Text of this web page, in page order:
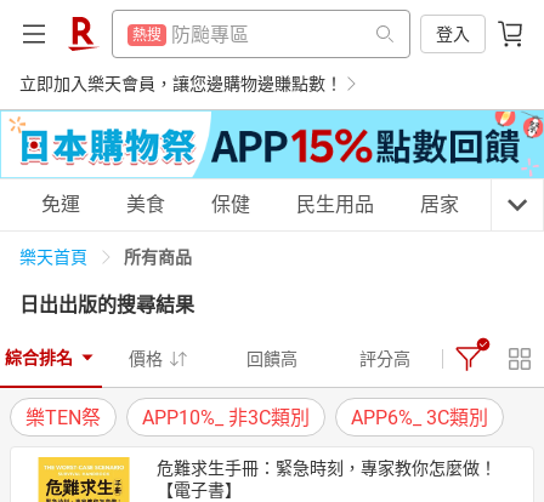
熱搜 防颱專區
熱搜 賺點樂翻天
熱搜 平板電腦
熱搜 微波爐
抽7777點
熱搜 熱門飯店推薦
登入
立即加入樂天會員，讓您邊購物邊賺點數！
熱搜 賺點樂翻天
平板電腦
熱搜 微波爐
熱搜 吹風機
熱搜 電子閱讀器
熱搜 床架
熱搜 抽7777點
熱搜 熱門飯店推薦
購物網分類
居家生活 3C家電 運動休閒 親子玩具
免運 美食 保健 民生用品 居家 3C
樂天首頁 所有商品
日出出版的搜尋結果
綜合排名 價格 回饋高 評分高
樂TEN祭 APP10%_ 非3C類別 APP6%_ 3C類別
危難求生手冊：緊急時刻，專家教你怎麼做！
【電子書】